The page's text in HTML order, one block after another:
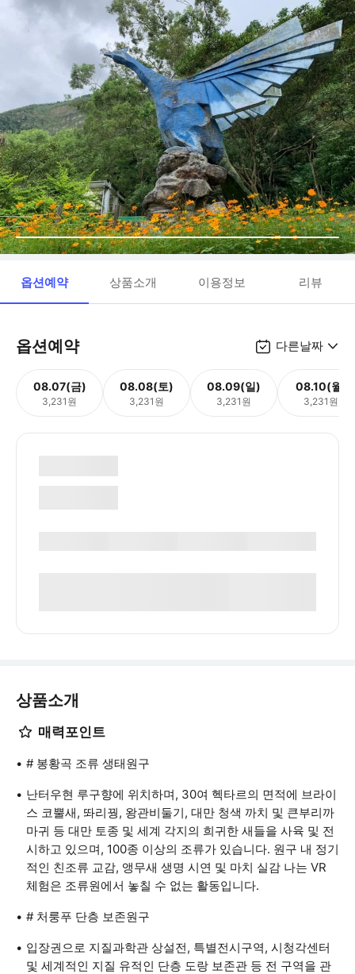
옵션예약 상품소개 이용정보 리뷰
옵션예약 다른날짜
08.07(금)
3,231원
08.08(토)
3,231원
08.09(일)
3,231원
08.10(월)
3,231원
상품소개
매력포인트
# 봉황곡 조류 생태원구
난터우현 루구향에 위치하며, 30여 헥타르의 면적에 브라이
스 코뿔새, 똬리꿩, 왕관비둘기, 대만 청색 까치 및 큰부리까
마귀 등 대만 토종 및 세계 각지의 희귀한 새들을 사육 및 전
시하고 있으며, 100종 이상의 조류가 있습니다. 원구 내 정기
적인 친조류 교감, 앵무새 생명 시연 및 마치 실감 나는 VR
체험은 조류원에서 놓칠 수 없는 활동입니다.
# 처룽푸 단층 보존원구
입장권으로 지질과학관 상설전, 특별전시구역, 시청각센터
및 세계적인 지질 유적인 단층 도랑 보존관 등 전 구역을 관